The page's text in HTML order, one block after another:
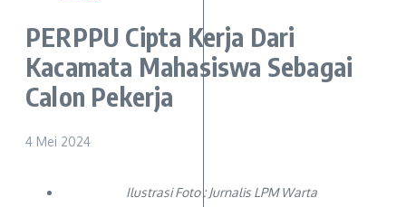
PERPPU Cipta Kerja Dari
Kacamata Mahasiswa Sebagai
Calon Pekerja
4 Mei 2024
Ilustrasi Foto : Jurnalis LPM Warta